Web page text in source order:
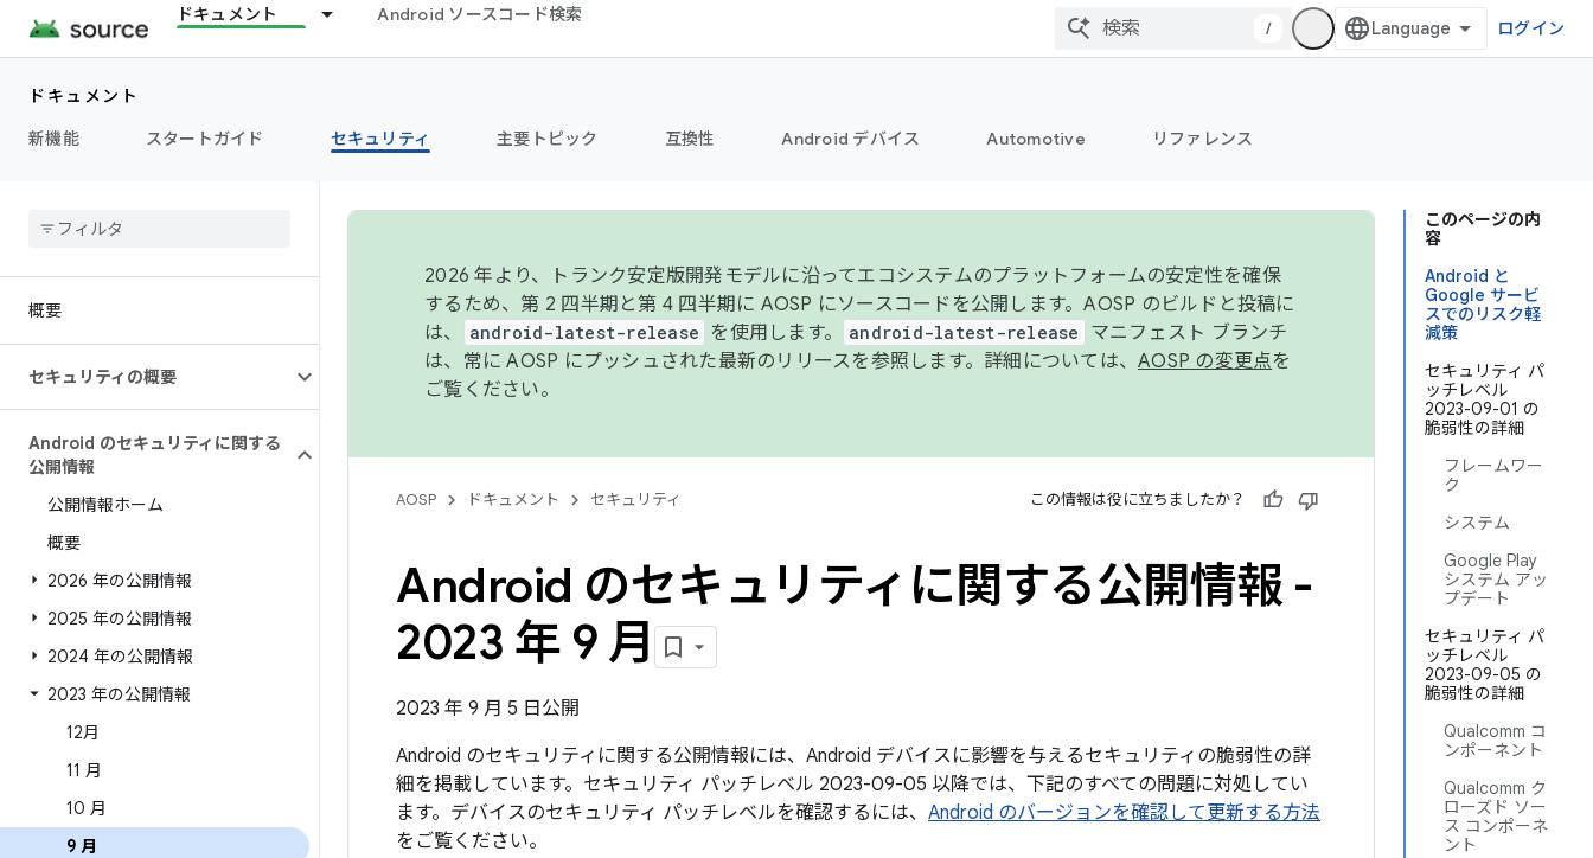
ドキュメント Android ソースコード検索
/ ログイン
ドキュメント
新機能
スタートガイド セキュリティ 主要トピック 互換性 Android デバイス Automotive リファレンス
概要
セキュリティの概要
Android のセキュリティに関する
公開情報
公開情報ホーム
概要
2026 年の公開情報
2025 年の公開情報
2024 年の公開情報
2023 年の公開情報
12月
11 月
10 月
9 月
このページの内
容
Android と
Google サービ
スでのリスク軽
減策
セキュリティ パ
ッチレベル
2023-09-01 の
脆弱性の詳細
フレームワー
ク
システム
Google Play
システム アッ
プデート
セキュリティ パ
ッチレベル
2023-09-05 の
脆弱性の詳細
Qualcomm コ
ンポーネント
Qualcomm ク
ローズド ソー
ス コンポーネ
ント
2026 年より、トランク安定版開発モデルに沿ってエコシステムのプラットフォームの安定性を確保
するため、第 2 四半期と第 4 四半期に AOSP にソースコードを公開します。AOSP のビルドと投稿に
は、
android-latest-release を使用します。 android-latest-release
マニフェスト ブランチ
は、常に AOSP にプッシュされた最新のリリースを参照します。詳細については、 AOSP の変更点を
ご覧ください。
AOSP ドキュメント セキュリティ この情報は役に立ちましたか？
Android のセキュリティに関する公開情報 -
2023 年 9 月
2023 年 9 月 5 日公開
Android のセキュリティに関する公開情報には、Android デバイスに影響を与えるセキュリティの脆弱性の詳
細を掲載しています。セキュリティ パッチレベル 2023-09-05 以降では、下記のすべての問題に対処してい
ます。デバイスのセキュリティ パッチレベルを確認するには、 Android のバージョンを確認して更新する方法
をご覧ください。